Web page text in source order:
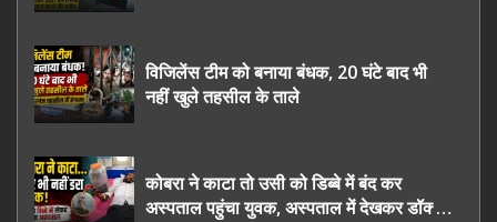
विजिलेंस टीम को बनाया बंधक, 20 घंटे बाद भी
नहीं खुले तहसील के ताले
कोबरा ने काटा तो उसी को डिब्बे में बंद कर
अस्पताल पहुंचा युवक, अस्पताल में देखकर डॉक्टर